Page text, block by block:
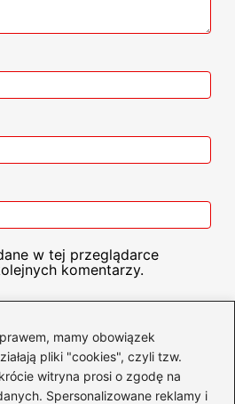
mamy obowiązek
pliki "cookies", czyli tzw.
witryna prosi o zgodę na
Spersonalizowane reklamy i
w tej przeglądarce
komentarzy.